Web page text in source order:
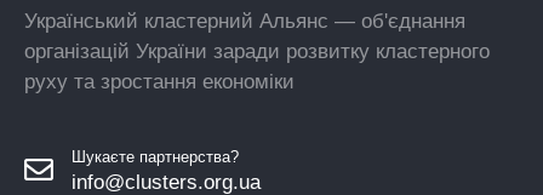
Український кластерний Альянс — об'єднання
організацій України заради розвитку кластерного
руху та зростання економіки
Шукаєте партнерства?
info@clusters.org.ua